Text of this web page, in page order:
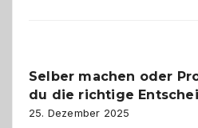
und
Zukunft
Selber machen oder
du die richtige
25. Dezember 2025